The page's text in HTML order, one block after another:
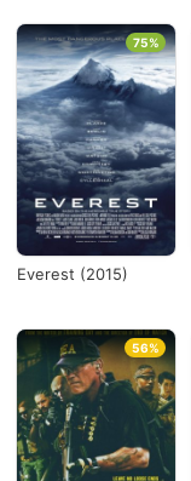
Everest (2015)
75%
56%